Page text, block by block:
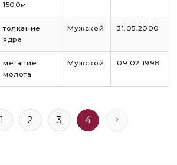
1500м
толкание
ядра
Мужской 31.05.2000
метание
молота
Мужской 09.02.1998
1 2 3 4